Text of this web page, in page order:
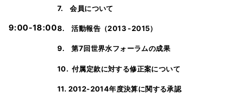
9:00-18:00
7. 会員について
8. 活動報告（2013 -2015）
9. 第7回世界水フォーラムの成果
10. 付属定款に対する修正案について
11. 2012-2014年度決算に関する承認